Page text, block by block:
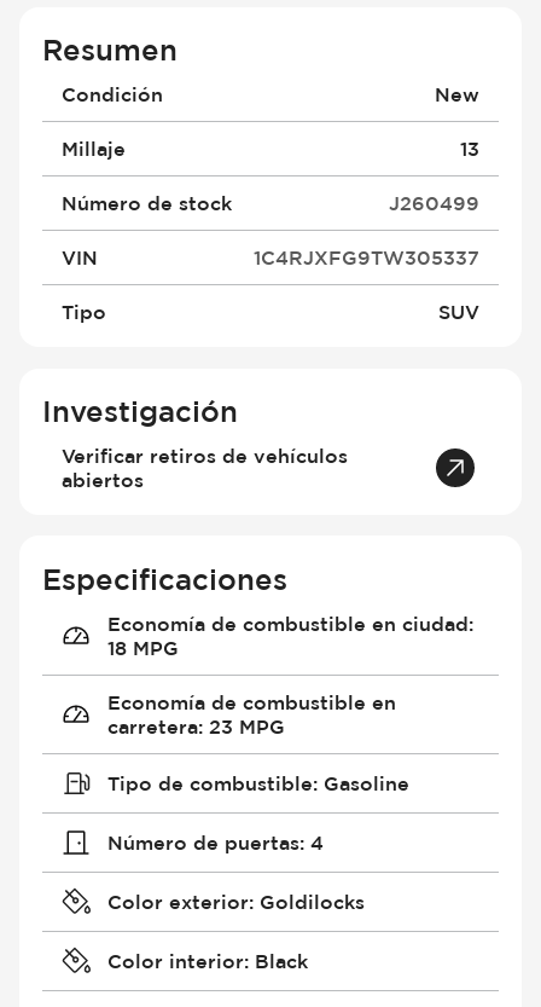
Resumen
Condición New
Millaje 13
Número de stock J260499
VIN 1C4RJXFG9TW305337
Tipo SUV
Investigación
Verificar retiros de vehículos
abiertos
Especificaciones
Economía de combustible en ciudad:
18 MPG
Economía de combustible en
carretera: 23 MPG
Tipo de combustible: Gasoline
Número de puertas: 4
Color exterior: Goldilocks
Color interior: Black